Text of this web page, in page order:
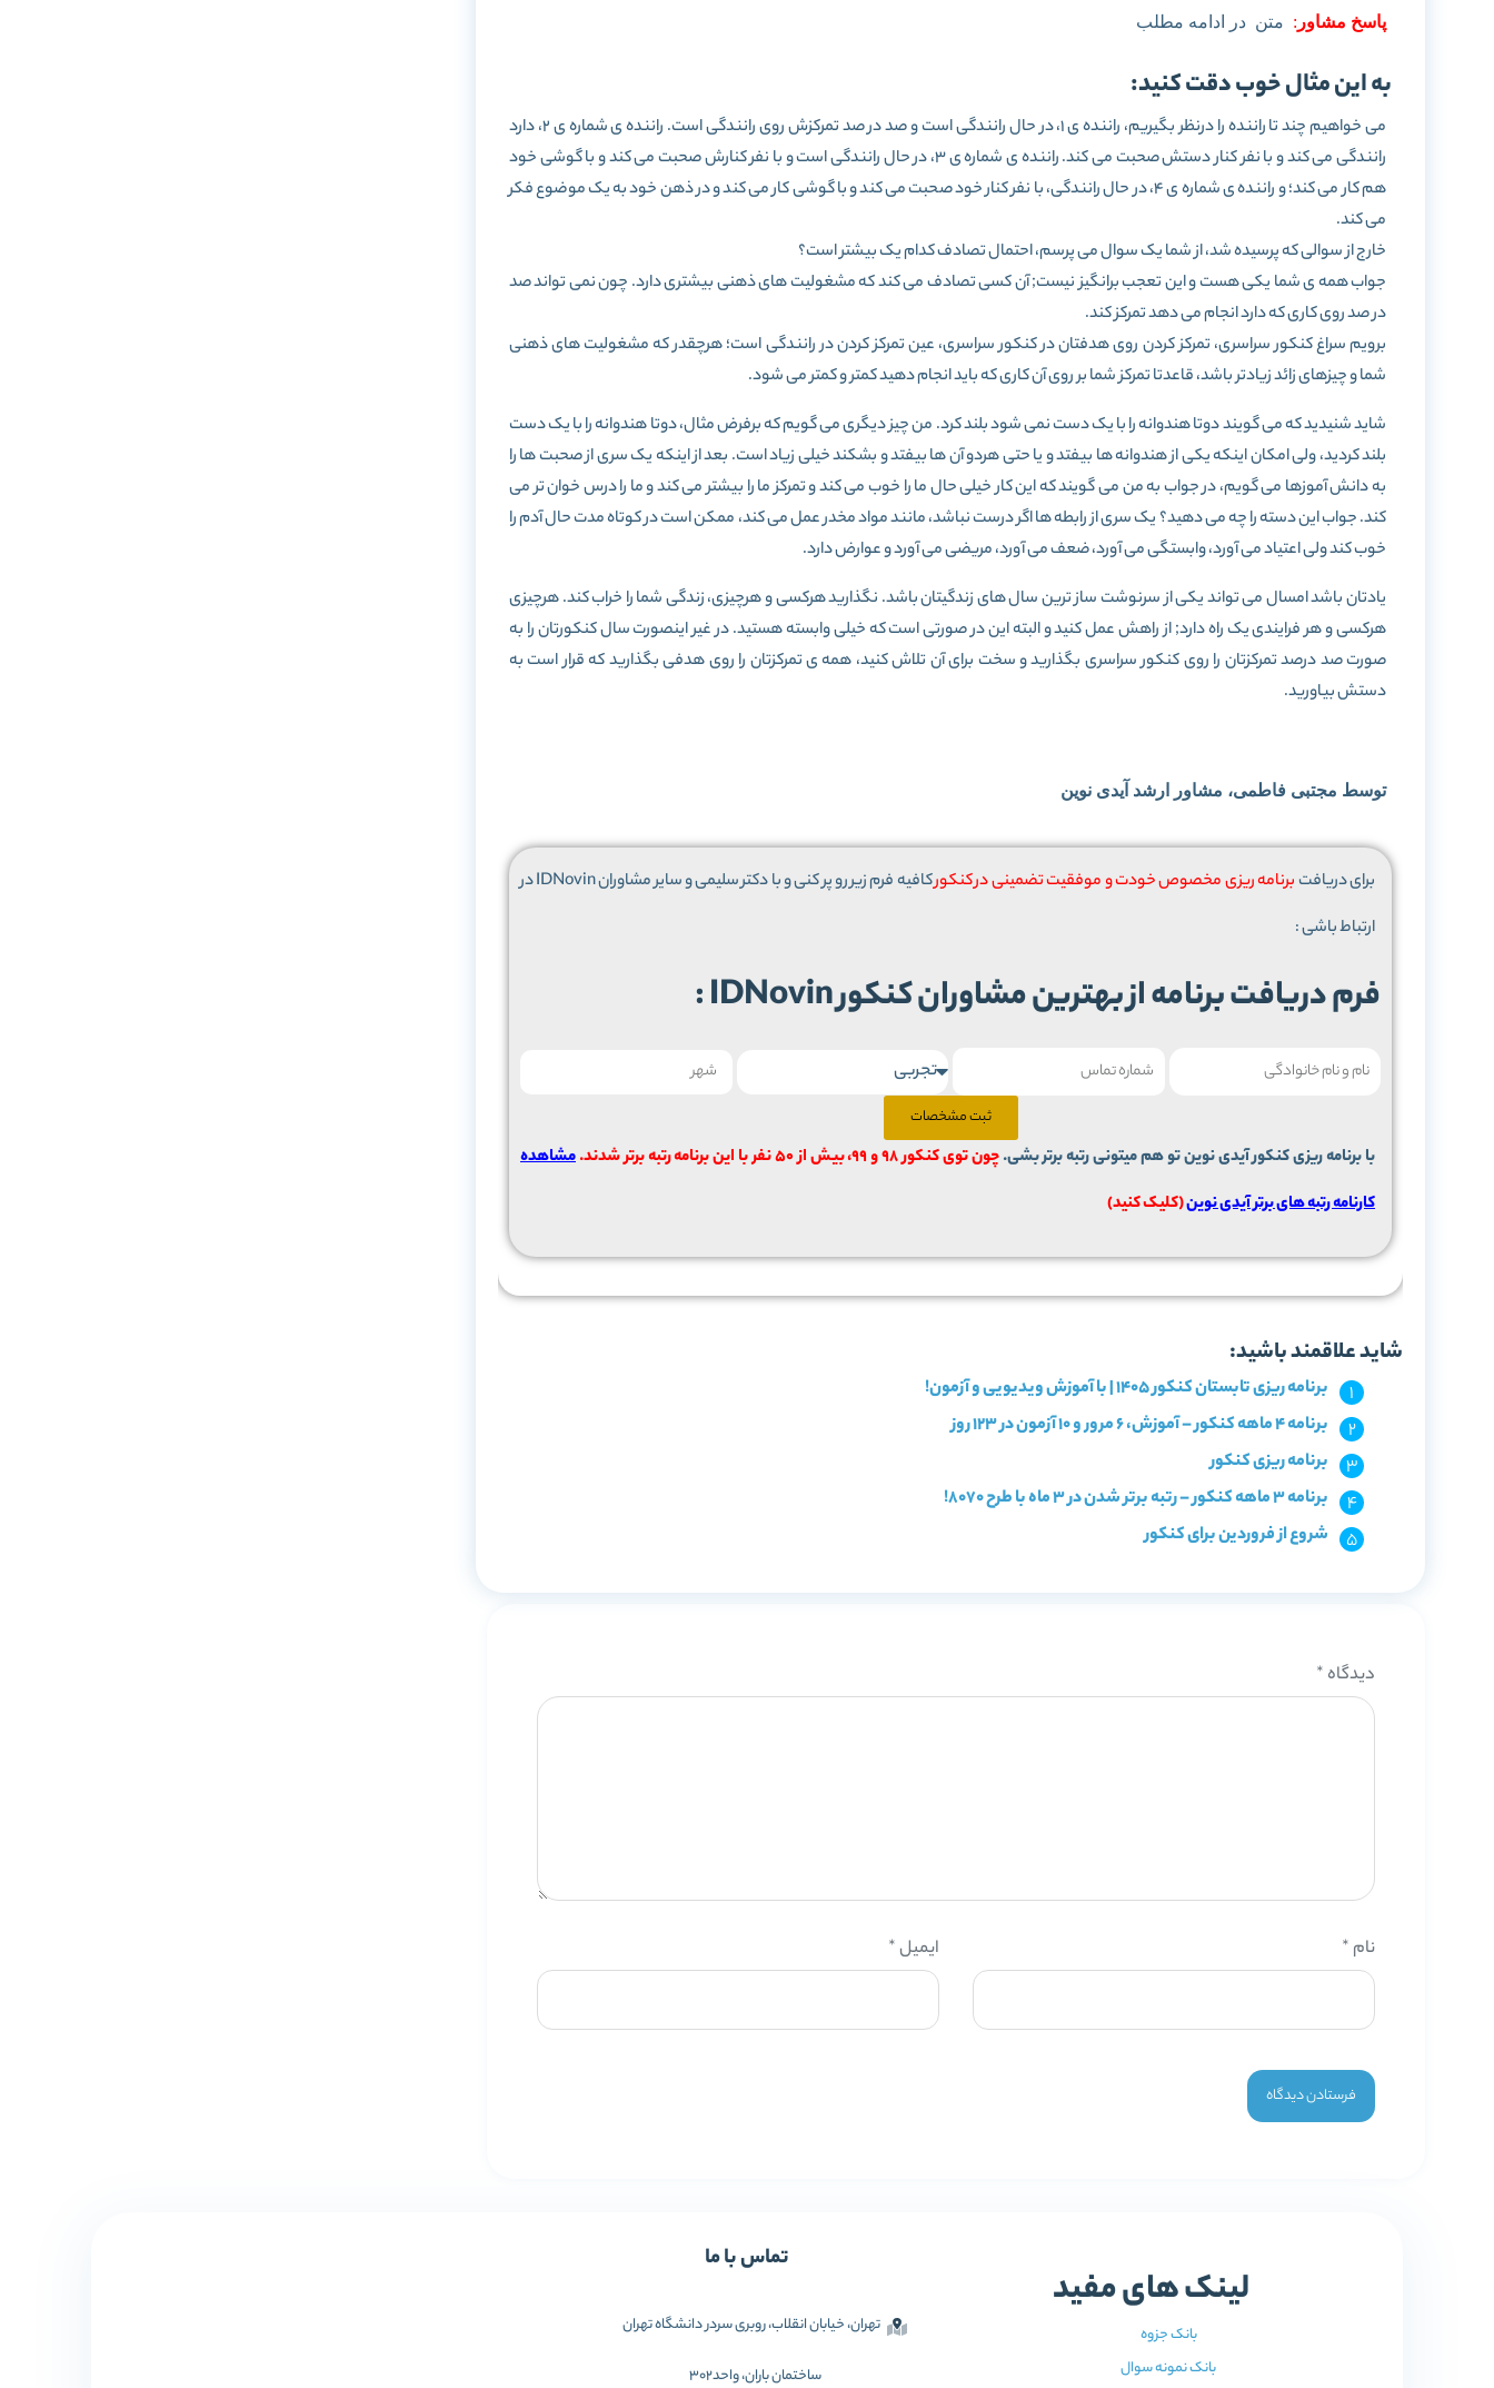
پاسخ مشاور : متن در ادامه مطلب
به این مثال خوب دقت کنید:
می خواهیم چند تا راننده را درنظر بگیریم، راننده ی ۱، در حال رانندگی است و صد در صد تمرکزش روی رانندگی است. راننده ی شماره ی ۲، دارد
رانندگی می کند و با نفر کنار دستش صحبت می کند. راننده ی شماره ی ۳، در حال رانندگی است و با نفر کنارش صحبت می کند و با گوشی خود
هم کار می کند؛ و راننده ی شماره ی ۴، در حال رانندگی، با نفر کنار خود صحبت می کند و با گوشی کار می کند و در ذهن خود به یک موضوع فکر
می کند.
خارج از سوالی که پرسیده شد، از شما یک سوال می پرسم، احتمال تصادف کدام یک بیشتر است؟
جواب همه ی شما یکی هست و این تعجب برانگیز نیست; آن کسی تصادف می کند که مشغولیت های ذهنی بیشتری دارد. چون نمی تواند صد
در صد روی کاری که دارد انجام می دهد تمرکز کند.
برویم سراغ کنکور سراسری، تمرکز کردن روی هدفتان در کنکور سراسری، عین تمرکز کردن در رانندگی است؛ هرچقدر که مشغولیت های ذهنی
شما و چیزهای زائد زیادتر باشد، قاعدتا تمرکز شما بر روی آن کاری که باید انجام دهید کمتر و کمتر می شود.
شاید شنیدید که می گویند دوتا هندوانه را با یک دست نمی شود بلند کرد. من چیز دیگری می گویم که برفرض مثال، دوتا هندوانه را با یک دست
بلند کردید، ولی امکان اینکه یکی از هندوانه ها بیفتد و یا حتی هردو آن ها بیفتد و بشکند خیلی زیاد است. بعد از اینکه یک سری از صحبت ها را
به دانش آموزها می گویم، در جواب به من می گویند که این کار خیلی حال ما را خوب می کند و تمرکز ما را بیشتر می کند و ما را درس خوان تر می
کند. جواب این دسته را چه می دهید؟ یک سری از رابطه ها اگر درست نباشد، مانند مواد مخدر عمل می کند، ممکن است در کوتاه مدت حال آدم را
خوب کند ولی اعتیاد می آورد، وابستگی می آورد، ضعف می آورد، مریضی می آورد و عوارض دارد.
یادتان باشد امسال می تواند یکی از سرنوشت ساز ترین سال های زندگیتان باشد. نگذارید هرکسی و هرچیزی، زندگی شما را خراب کند. هرچیزی
هرکسی و هر فرایندی یک راه دارد; از راهش عمل کنید و البته این در صورتی است که خیلی وابسته هستید. در غیر اینصورت سال کنکورتان را به
صورت صد درصد تمرکزتان را روی کنکور سراسری بگذارید و سخت برای آن تلاش کنید، همه ی تمرکزتان را روی هدفی بگذارید که قرار است به
دستش بیاورید.
توسط مجتبی فاطمی، مشاور ارشد آیدی نوین
برای دریافتبرنامه ریزی مخصوص خودت و موفقیت تضمینی در کنکور
کافیه فرم زیر رو پر کنی و با دکتر سلیمی و سایر مشاوران IDNovin در
ارتباط باشی :
فرم دریافت برنامه از بهترین مشاوران کنکور IDNovin :
ثبت مشخصات
با برنامه ریزی کنکور آیدی نوین تو هم میتونی رتبه برتر بشی.چون توی کنکور 98 و 99، بیش از ۵۰ نفر با این برنامه رتبه برتر شدند.
مشاهده
کارنامه رتبه های برتر آیدی نوین(کلیک کنید)
شاید علاقمند باشید:
برنامه ریزی تابستان کنکور 1405 | با آموزش ویدیویی و آزمون!
برنامه 4 ماهه کنکور – آموزش، 6 مرور و 10 آزمون در 123 روز
برنامه ریزی کنکور
برنامه 3 ماهه کنکور – رتبه برتر شدن در 3 ماه با طرح 8070!
شروع از فروردین برای کنکور
دیدگاه *
نام * ایمیل*
لینک های مفید
بانک جزوه
بانک نمونه سوال
تماس با ما
تهران، خیابان انقلاب، روبری سردر دانشگاه تهران
ساختمان باران، واحد302